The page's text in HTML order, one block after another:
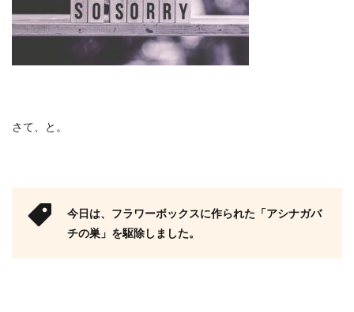
さて、と。
今日は、フラワーボックスに作られた「アシナガバ
チの巣」を駆除しました。